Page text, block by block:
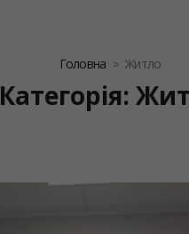
Головна Житло
Категорія: